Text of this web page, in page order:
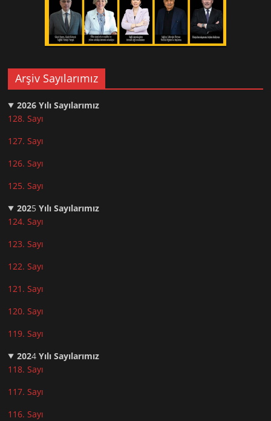
Arşiv Sayılarımız
2026 Yılı Sayılarımız
128. Sayı
127. Sayı
126. Sayı
125. Sayı
2025Yılı Sayılarımız
124. Sayı
123. Sayı
122. Sayı
121. Sayı
120. Sayı
119. Sayı
2024Yılı Sayılarımız
118. Sayı
117. Sayı
116. Sayı